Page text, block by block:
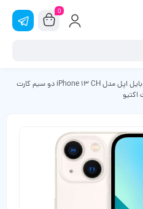
0
گوشی موبایل اپل مدل iPhone 13 CH دو سیم‌ کارت